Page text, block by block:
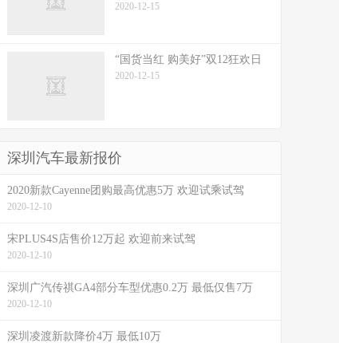
2020-12-15
“国货当红 购美好”双12狂欢日
2020-12-15
深圳汽车最新报价
2020新款Cayenne团购最高优惠5万 欢迎试乘试驾
2020-12-10
宋PLUS4S店售价12万起 欢迎前来试驾
2020-12-10
深圳广汽传祺GA4部分车型优惠0.2万 最低仅售7万
2020-12-10
深圳凌渡新款降价4万 最低10万